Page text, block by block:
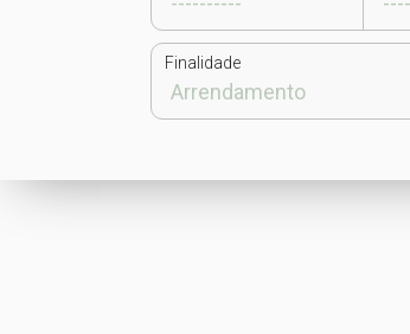
Finalidade